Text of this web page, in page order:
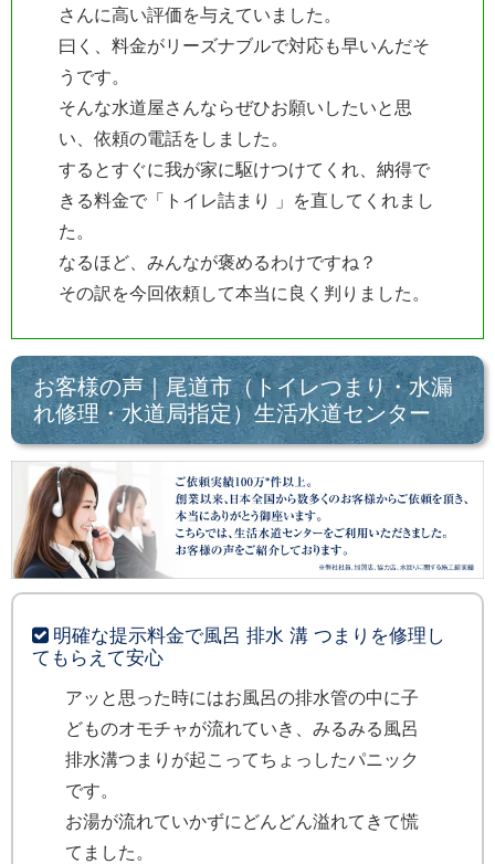
さんに高い評価を与えていました。
曰く、料金がリーズナブルで対応も早いんだそ
うです。
そんな水道屋さんならぜひお願いしたいと思
い、依頼の電話をしました。
するとすぐに我が家に駆けつけてくれ、納得で
きる料金で「トイレ詰まり 」を直してくれまし
た。
なるほど、みんなが褒めるわけですね？
その訳を今回依頼して本当に良く判りました。
お客様の声｜尾道市（トイレつまり・水漏
れ修理・水道局指定）生活水道センター
明確な提示料金で風呂 排水 溝 つまりを修理し
てもらえて安心
アッと思った時にはお風呂の排水管の中に子
どものオモチャが流れていき、みるみる風呂
排水溝つまりが起こってちょっしたパニック
です。
お湯が流れていかずにどんどん溢れてきて慌
てました。